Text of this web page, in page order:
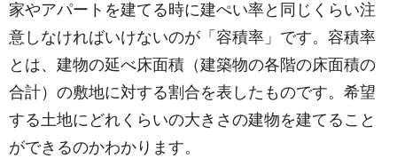
家やアパートを建てる時に建ぺい率と同じくらい注
意しなければいけないのが「容積率」です。容積率
とは、建物の延べ床面積（建築物の各階の床面積の
合計）の敷地に対する割合を表したものです。希望
する土地にどれくらいの大きさの建物を建てること
ができるのかわかります。